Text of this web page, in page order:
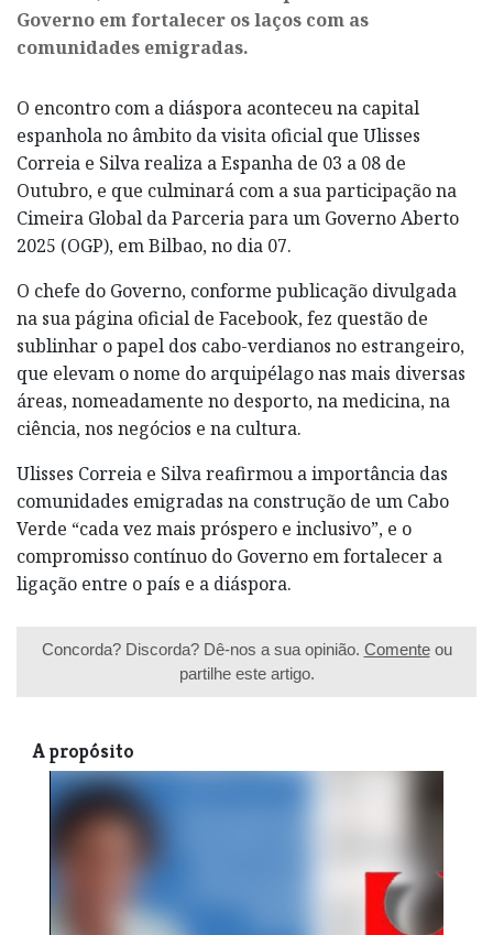
Governo em fortalecer os laços com as
comunidades emigradas.
O encontro com a diáspora aconteceu na capital
espanhola no âmbito da visita oficial que Ulisses
Correia e Silva realiza a Espanha de 03 a 08 de
Outubro, e que culminará com a sua participação na
Cimeira Global da Parceria para um Governo Aberto
2025 (OGP), em Bilbao, no dia 07.
O chefe do Governo, conforme publicação divulgada
na sua página oficial de Facebook, fez questão de
sublinhar o papel dos cabo-verdianos no estrangeiro,
que elevam o nome do arquipélago nas mais diversas
áreas, nomeadamente no desporto, na medicina, na
ciência, nos negócios e na cultura.
Ulisses Correia e Silva reafirmou a importância das
comunidades emigradas na construção de um Cabo
Verde “cada vez mais próspero e inclusivo”, e o
compromisso contínuo do Governo em fortalecer a
ligação entre o país e a diáspora.
Concorda? Discorda? Dê-nos a sua opinião. Comenteou
partilhe este artigo.
A propósito